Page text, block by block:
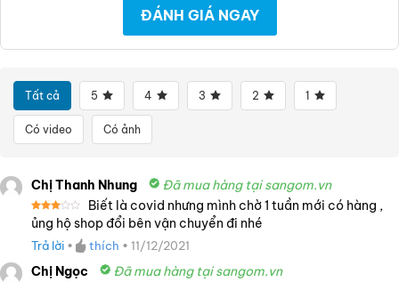
ĐÁNH GIÁ NGAY
Tất cả 5 4 3 2 1
Có video Có ảnh
Chị Thanh Nhung Đã mua hàng tại sangom.vn
Được
xếp
hạng
3 5
Biết là covid nhưng mình chờ 1 tuần mới có hàng ,
ủng hộ shop đổi bên vận chuyển đi nhé
Trả lời • thích • 11/12/2021
Chị Ngọc Đã mua hàng tại sangom.vn